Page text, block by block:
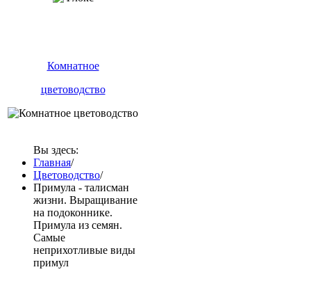
Комнатное
цветоводство
Вы здесь:
Главная/
Цветоводство/
Примула - талисман
жизни. Выращивание
на подоконнике.
Примула из семян.
Самые
неприхотливые виды
примул